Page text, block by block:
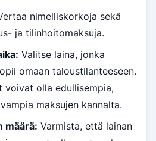
nimelliskorkoja sekä
ja tilinhoitomaksuja.
Valitse laina, jonka
omaan taloustilanteeseen.
voivat olla edullisempia,
maksujen kannalta.
määrä: Varmista, että lainan